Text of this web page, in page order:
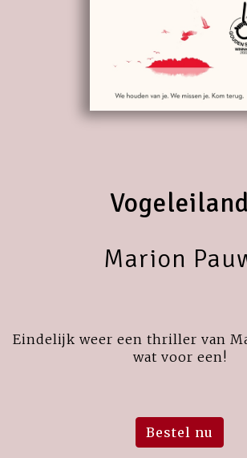
Vogeleiland
Marion
Eindelijk weer een thriller van
wat voor een!
Bestel nu